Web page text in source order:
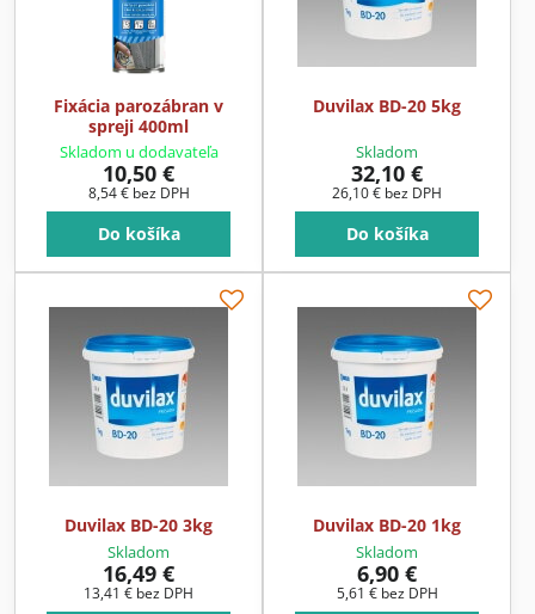
Fixácia parozábran v
spreji 400ml
Skladom u dodavateľa
10,50 €
8,54 € bez DPH
Do košíka
Duvilax BD-20 5kg
Skladom
32,10 €
26,10 € bez DPH
Do košíka
Duvilax BD-20 3kg
Skladom
16,49 €
13,41 € bez DPH
Duvilax BD-20 1kg
Skladom
6,90 €
5,61 € bez DPH